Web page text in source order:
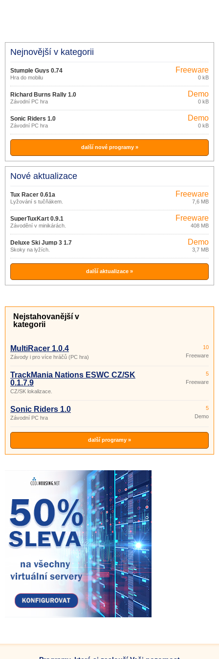
Nejnovější v kategorii
Stumple Guys 0.74
Hra do mobilu
Freeware
0 kB
Richard Burns Rally 1.0
Závodní PC hra
Demo
0 kB
Sonic Riders 1.0
Závodní PC hra
Demo
0 kB
další nové programy »
Nové aktualizace
Tux Racer 0.61a
Lyžování s tučňákem.
Freeware
7,6 MB
SuperTuxKart 0.9.1
Závodění v minikárách.
Freeware
408 MB
Deluxe Ski Jump 3 1.7
Skoky na lyžích.
Demo
3,7 MB
další aktualizace »
Nejstahovanější v
kategorii
MultiRacer 1.0.4
Závody i pro více hráčů (PC hra)
10
Freeware
TrackMania Nations ESWC CZ/SK
0.1.7.9
CZ/SK lokalizace.
5
Freeware
Sonic Riders 1.0
Závodní PC hra
5
Demo
další programy »